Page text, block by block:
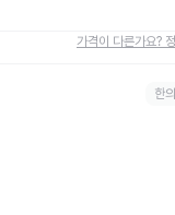
가격이 다른가요?
한